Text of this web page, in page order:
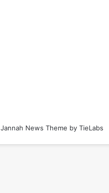
Jannah News Theme by TieLabs